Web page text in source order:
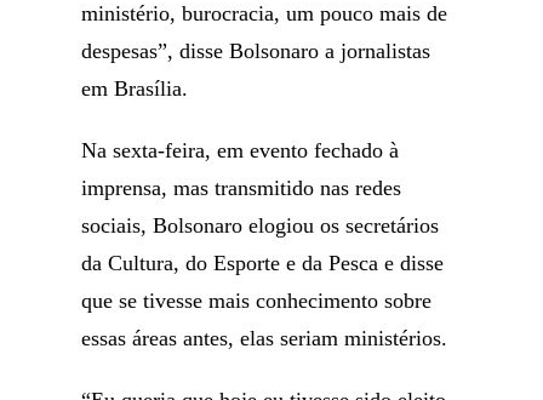
ministério, burocracia, um pouco mais de
despesas”, disse Bolsonaro a jornalistas
em Brasília.
Na sexta-feira, em evento fechado à
imprensa, mas transmitido nas redes
sociais, Bolsonaro elogiou os secretários
da Cultura, do Esporte e da Pesca e disse
que se tivesse mais conhecimento sobre
essas áreas antes, elas seriam ministérios.